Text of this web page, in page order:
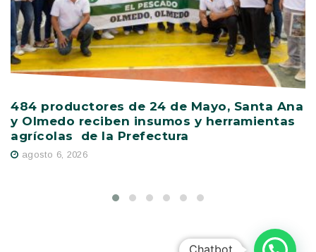
484 productores de 24 de Mayo, Santa Ana
y Olmedo reciben insumos y herramientas
agrícolas de la Prefectura
agosto 6, 2026
Chatbot